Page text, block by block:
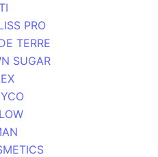
PRO
TERRE
SUGAR